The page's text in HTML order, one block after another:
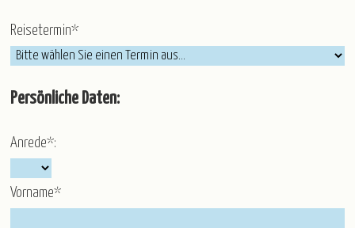
Advent
Silvester
Winter & Frühjahr
Katalogbestellung
Taxi-Service/Zustiege
Anmeldeformular für Reisebüros
Reisetermin*
Persönliche Daten:
Anrede*:
Vorname*